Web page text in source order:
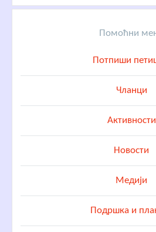
Помоћни
Потпиши
Чланци
Активности
Новости
Медији
Подршка и